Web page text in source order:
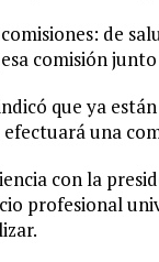
de
comisión
que ya
una
con la
profesional